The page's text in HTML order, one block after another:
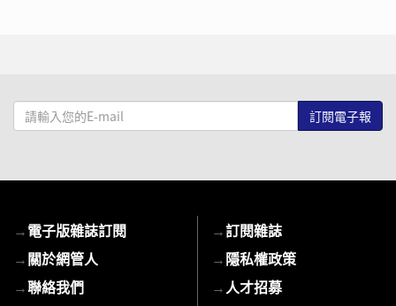
請
輸
mail
→電子版雜誌訂閱
→關於網管人
→聯絡我們
→訂閱雜誌
→隱私權政策
→人才招募